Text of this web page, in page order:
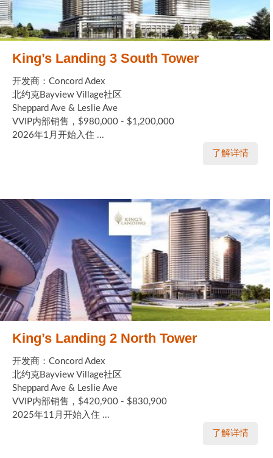
King’s Landing 3 South Tower
开发商：Concord Adex
北约克Bayview Village社区
Sheppard Ave & Leslie Ave
VVIP内部销售，$980,000 - $1,200,000
2026年1月开始入住 ...
了解详情
King’s Landing 2 North Tower
开发商：Concord Adex
北约克Bayview Village社区
Sheppard Ave & Leslie Ave
VVIP内部销售，$420,900 - $830,900
2025年11月开始入住 ...
了解详情